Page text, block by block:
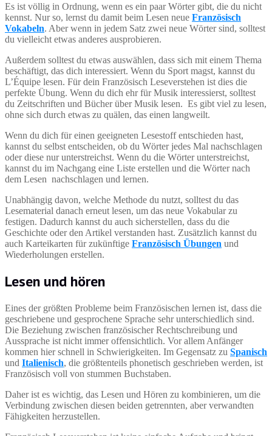
Es ist völlig in Ordnung, wenn es ein paar Wörter gibt, die du nicht
kennst. Nur so, lernst du damit beim Lesen neue Französisch
Vokabeln. Aber wenn in jedem Satz zwei neue Wörter sind, solltest
du vielleicht etwas anderes ausprobieren.
Außerdem solltest du etwas auswählen, dass sich mit einem Thema
beschäftigt, das dich interessiert. Wenn du Sport magst, kannst du
L’Équipe lesen. Für dein Französisch Leseverstehen ist dies die
perfekte Übung. Wenn du dich ehr für Musik interessierst, solltest
du Zeitschriften und Bücher über Musik lesen. Es gibt viel zu lesen,
ohne sich durch etwas zu quälen, das einen langweilt.
Wenn du dich für einen geeigneten Lesestoff entschieden hast,
kannst du selbst entscheiden, ob du Wörter jedes Mal nachschlagen
oder diese nur unterstreichst. Wenn du die Wörter unterstreichst,
kannst du im Nachgang eine Liste erstellen und die Wörter nach
dem Lesen nachschlagen und lernen.
Unabhängig davon, welche Methode du nutzt, solltest du das
Lesematerial danach erneut lesen, um das neue Vokabular zu
festigen. Dadurch kannst du auch sicherstellen, dass du die
Geschichte oder den Artikel verstanden hast. Zusätzlich kannst du
auch Karteikarten für zukünftige Französisch Übungen und
Wiederholungen erstellen.
Lesen und hören
Eines der größten Probleme beim Französischen lernen ist, dass die
geschriebene und gesprochene Sprache sehr unterschiedlich sind.
Die Beziehung zwischen französischer Rechtschreibung und
Aussprache ist nicht immer offensichtlich. Vor allem Anfänger
kommen hier schnell in Schwierigkeiten. Im Gegensatz zu Spanisch
und Italienisch, die größtenteils phonetisch geschrieben werden, ist
Französisch voll von stummen Buchstaben.
Daher ist es wichtig, das Lesen und Hören zu kombinieren, um die
Verbindung zwischen diesen beiden getrennten, aber verwandten
Fähigkeiten herzustellen.